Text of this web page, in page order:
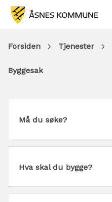
Du
er
Forsiden Tjenester
Byggesak
Må du søke?
Hva skal du bygge?